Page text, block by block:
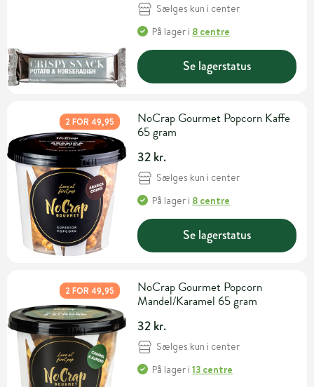
Sælges kun i center
På lager i 8 centre
Se lagerstatus
2 FOR 49,95
NoCrap Gourmet Popcorn Kaffe
65 gram
32 kr.
Sælges kun i center
På lager i 8 centre
Se lagerstatus
2 FOR 49,95
NoCrap Gourmet Popcorn
Mandel/Karamel 65 gram
32 kr.
Sælges kun i center
På lager i13 centre